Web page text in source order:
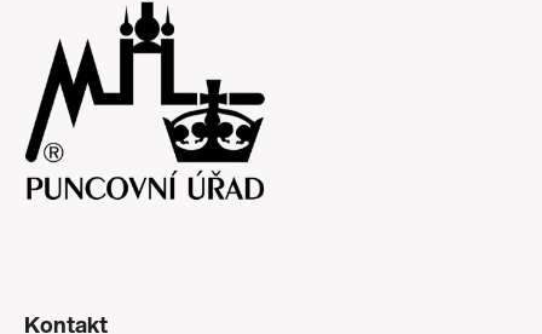
Kontakt